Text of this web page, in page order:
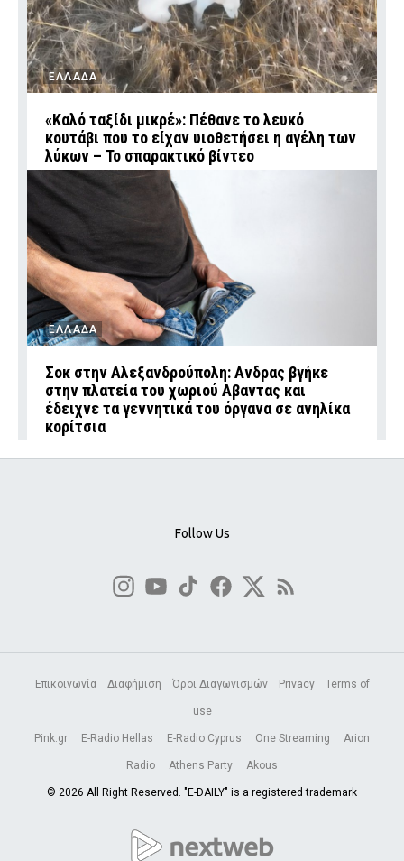
ΕΛΛΑΔΑ
«Καλό ταξίδι μικρέ»: Πέθανε το λευκό
κουτάβι που το είχαν υιοθετήσει η αγέλη των
λύκων – Το σπαρακτικό βίντεο
ΕΛΛΑΔΑ
Σοκ στην Αλεξανδρούπολη: Ανδρας βγήκε
στην πλατεία του χωριού Αβαντας και
έδειχνε τα γεννητικά του όργανα σε ανηλίκα
κορίτσια
Follow Us
Επικοινωνία Διαφήμιση Όροι Διαγωνισμών Privacy Terms of
use
Pink.gr E-Radio Hellas E-Radio Cyprus One Streaming Arion
Radio Athens Party Akous
© 2026 All Right Reserved. "E-DAILY" is a registered trademark